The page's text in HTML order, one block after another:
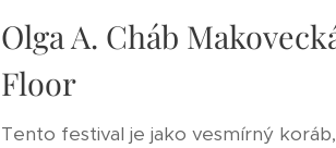
Olga A. Cháb
Floor
Tento festival je jako vesmírný